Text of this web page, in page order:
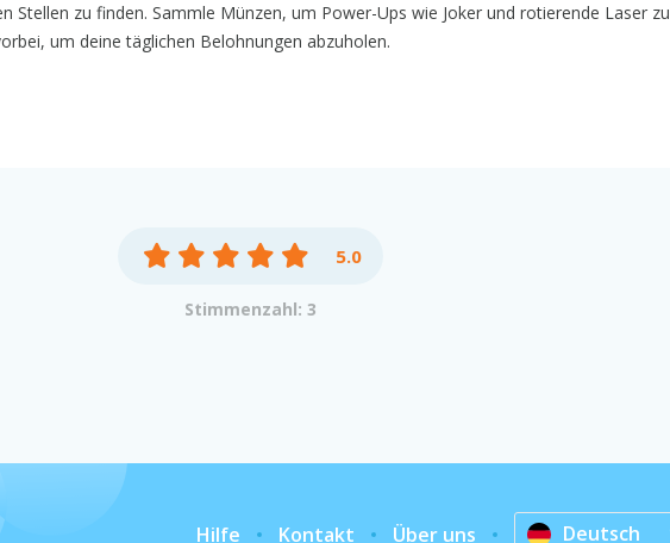
Stellen zu finden. Sammle Münzen, um Power-Ups wie Joker und rotierende Laser zu
um deine täglichen Belohnungen abzuholen.
5.0
Stimmenzahl: 3
Hilfe Kontakt Über uns Deutsch